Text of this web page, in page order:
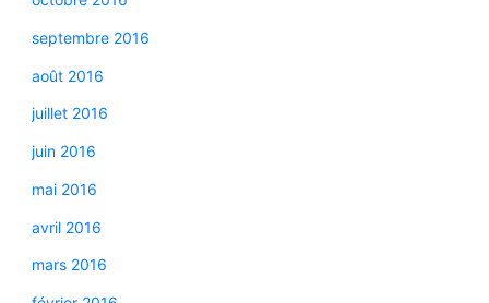
septembre 2016
août 2016
juillet 2016
juin 2016
mai 2016
avril 2016
mars 2016